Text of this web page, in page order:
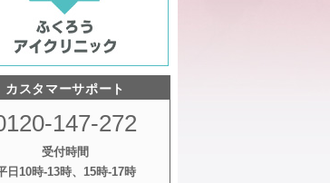
カスタマーサポート
147-272
受付時間
日10時‐13時、15時‐17時